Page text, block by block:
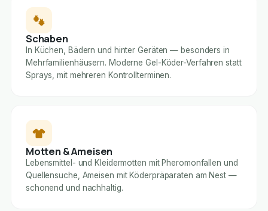
Schaben
In Küchen, Bädern und hinter Geräten — besonders in
Mehrfamilienhäusern. Moderne Gel-Köder-Verfahren statt
Sprays, mit mehreren Kontrollterminen.
Motten & Ameisen
Lebensmittel- und Kleidermotten mit Pheromonfallen und
Quellensuche, Ameisen mit Köderpräparaten am Nest —
schonend und nachhaltig.